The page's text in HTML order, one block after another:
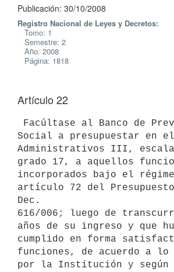
Publicación: 30/10/2008
Registro Nacional de Leyes y Decretos:
Tomo: 1
Semestre: 2
Año: 2008
Página: 1818
Artículo 22
Social a presupuestar en
Administrativos III,
grado 17, a aquellos
incorporados bajo el
artículo 72 del
Dec.
616/006; luego de
años de su ingreso y que
cumplido en forma
funciones, de acuerdo a lo
por la Institución y según